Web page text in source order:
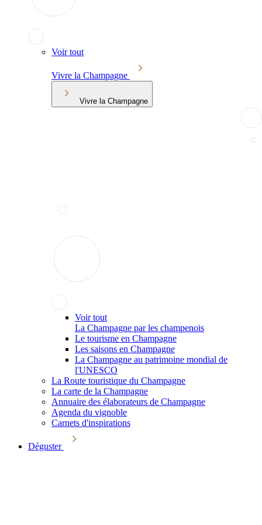
Voir tout
Vivre la Champagne
Vivre la Champagne
Voir tout
La Champagne par les champenois
Le tourisme en Champagne
Les saisons en Champagne
La Champagne au patrimoine mondial de
l'UNESCO
La Route touristique du Champagne
La carte de la Champagne
Annuaire des élaborateurs de Champagne
Agenda du vignoble
Carnets d'inspirations
Déguster